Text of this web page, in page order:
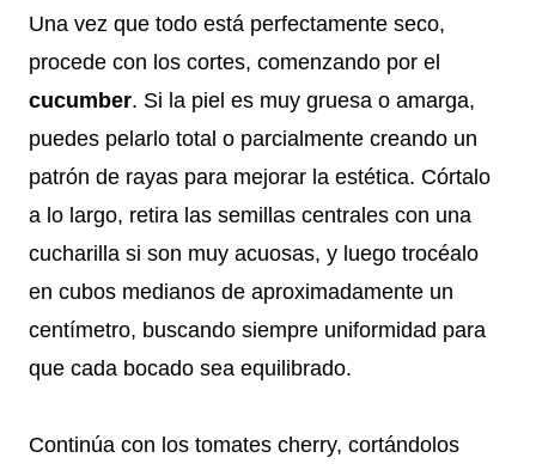
Una vez que todo está perfectamente seco,
procede con los cortes, comenzando por el
cucumber. Si la piel es muy gruesa o amarga,
puedes pelarlo total o parcialmente creando un
patrón de rayas para mejorar la estética. Córtalo
a lo largo, retira las semillas centrales con una
cucharilla si son muy acuosas, y luego trocéalo
en cubos medianos de aproximadamente un
centímetro, buscando siempre uniformidad para
que cada bocado sea equilibrado.
Continúa con los tomates cherry, cortándolos